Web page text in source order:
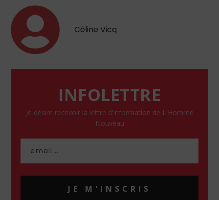
Céline Vicq
INFOLETTRE
Je désire recevoir la lettre d'information de L'Homme
Nouveau
JE M'INSCRIS